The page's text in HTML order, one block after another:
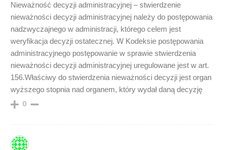
Nieważność decyzji administracyjnej – stwierdzenie
nieważności decyzji administracyjnej należy do postępowania
nadzwyczajnego w administracji, którego celem jest
weryfikacja decyzji ostatecznej. W Kodeksie postępowania
administracyjnego postępowanie w sprawie stwierdzenia
nieważności decyzji administracyjnej uregulowane jest w art.
156.Właściwy do stwierdzenia nieważności decyzji jest organ
wyższego stopnia nad organem, który wydał daną decyzję
0